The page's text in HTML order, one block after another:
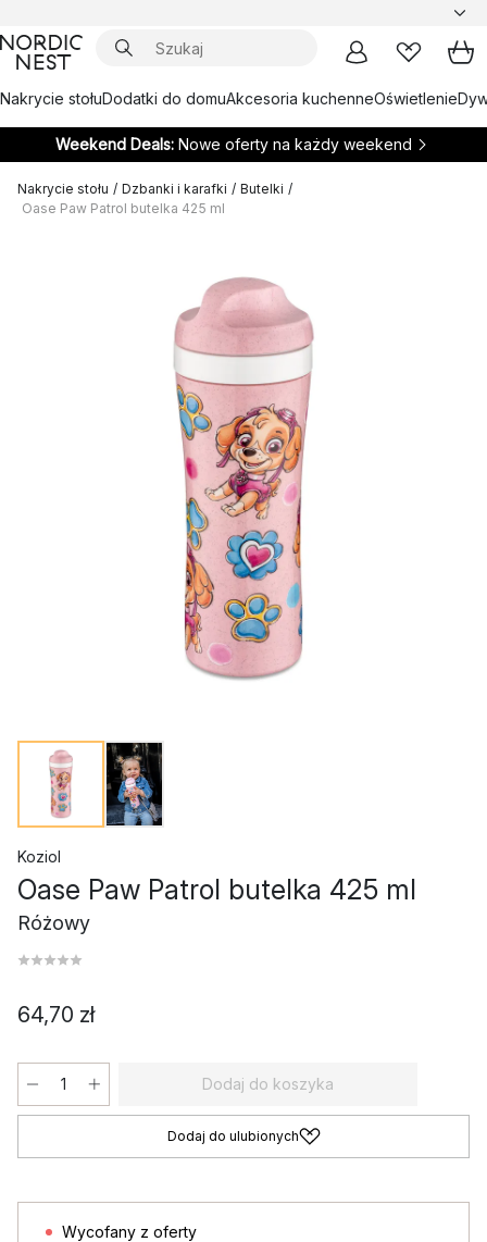
Nakrycie stołuDodatki do domuAkcesoria kuchenneOświetlenie
Weekend Deals: Nowe oferty na każdy weekend
Nakrycie stołu / Dzbanki i karafki / Butelki /
Oase Paw Patrol butelka 425 ml
Koziol
Oase Paw Patrol butelka 425 ml
Różowy
64,70 zł
Dodaj do koszyka
Dodaj do ulubionych
Wycofany z oferty